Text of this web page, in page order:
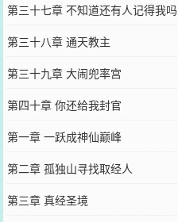
第三十七章 不知道还有人记得我吗
第三十八章 通天教主
第三十九章 大闹兜率宫
第四十章 你还给我封官
第一章 一跃成神仙巅峰
第二章 孤独山寻找取经人
第三章 真经圣境